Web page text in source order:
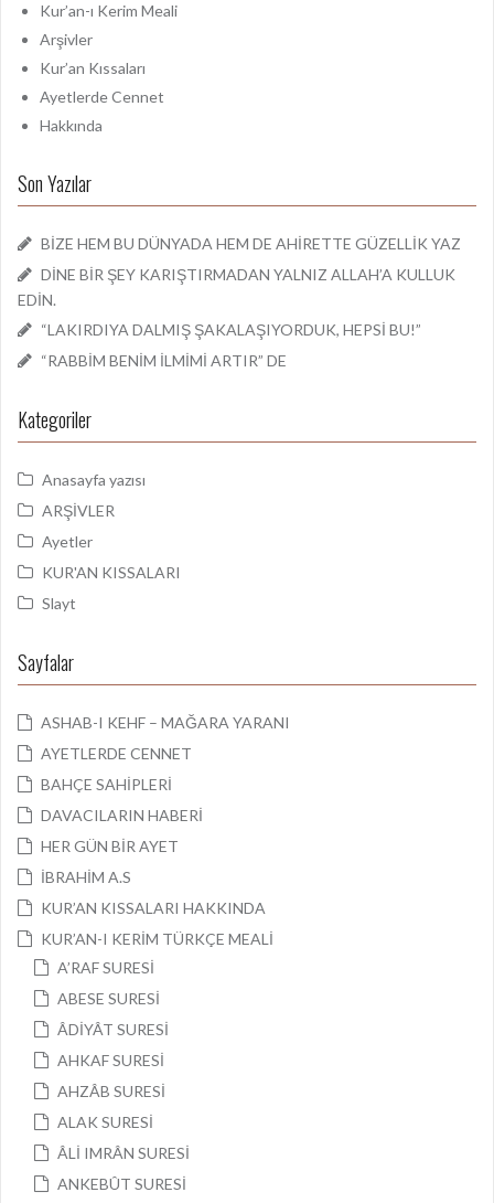
Kur’an-ı Kerim Meali
Arşivler
Kur’an Kıssaları
Ayetlerde Cennet
Hakkında
Son Yazılar
BİZE HEM BU DÜNYADA HEM DE AHİRETTE GÜZELLİK YAZ
DİNE BİR ŞEY KARIŞTIRMADAN YALNIZ ALLAH’A KULLUK
EDİN.
“LAKIRDIYA DALMIŞ ŞAKALAŞIYORDUK, HEPSİ BU!”
“RABBİM BENİM İLMİMİ ARTIR” DE
Kategoriler
Anasayfa yazısı
ARŞİVLER
Ayetler
KUR'AN KISSALARI
Slayt
Sayfalar
ASHAB-I KEHF – MAĞARA YARANI
AYETLERDE CENNET
BAHÇE SAHİPLERİ
DAVACILARIN HABERİ
HER GÜN BİR AYET
İBRAHİM A.S
KUR’AN KISSALARI HAKKINDA
KUR’AN-I KERİM TÜRKÇE MEALİ
A’RAF SURESİ
ABESE SURESİ
ÂDİYÂT SURESİ
AHKAF SURESİ
AHZÂB SURESİ
ALAK SURESİ
ÂLİ IMRÂN SURESİ
ANKEBÛT SURESİ